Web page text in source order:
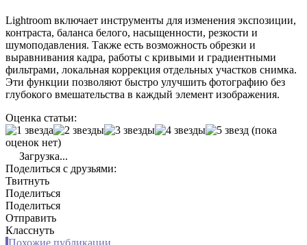
Lightroom включает инструменты для изменения экспозиции,
контраста, баланса белого, насыщенности, резкости и
шумоподавления. Также есть возможность обрезки и
выравнивания кадра, работы с кривыми и градиентными
фильтрами, локальная коррекция отдельных участков снимка.
Эти функции позволяют быстро улучшить фотографию без
глубокого вмешательства в каждый элемент изображения.
Оценка статьи:
(пока
оценок нет)
Загрузка...
Поделиться с друзьями:
Твитнуть
Поделиться
Поделиться
Отправить
Класснуть
Похожие публикации